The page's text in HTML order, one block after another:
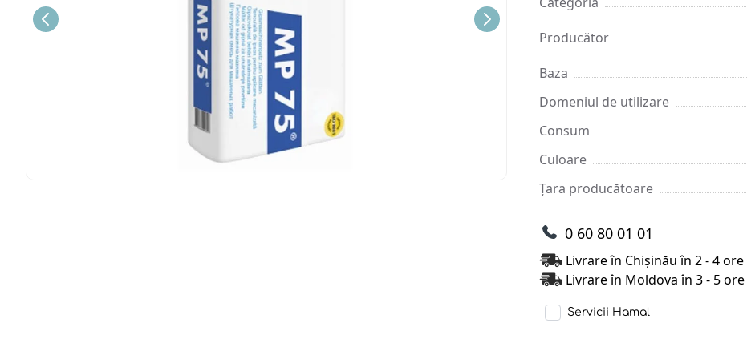
Producător
Baza
Domeniul de utilizare
Consum
Culoare
Țara producătoare
0 60 80 01 01
Livrare în Chișinău în 2 - 4 ore
Livrare în Moldova în 3 - 5 ore
Servicii Hamal